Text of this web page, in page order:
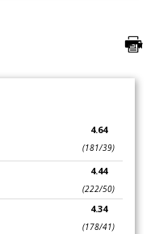
4.64
(181/39)
4.44
(222/50)
4.34
(178/41)